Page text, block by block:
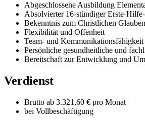
Abgeschlossene Ausbildung
Absolvierter 16-stündiger Erste-
Bekenntnis zum Christlichen Glauben
Flexibilität und Offenheit
Team- und Kommunikationsfähigkeit
Persönliche gesundheitliche und
Bereitschaft zur Entwicklung und
Verdienst
Brutto ab 3.321,60 € pro Monat
bei Vollbeschäftigung